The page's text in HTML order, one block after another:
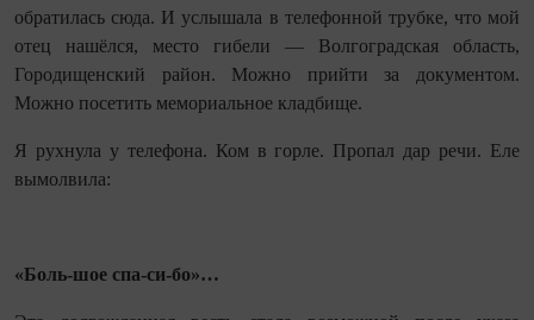
обратилась сюда. И услышала в телефонной трубке, что мой
отец нашёлся, место гибели — Волгоградская область,
Городищенский район. Можно прийти за документом.
Можно посетить мемориальное кладбище.
Я рухнула у телефона. Ком в горле. Пропал дар речи. Еле
вымолвила:
«Боль-шое спа-си-бо»…